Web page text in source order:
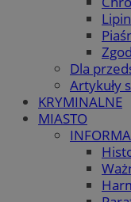
Dla
Artykuły
KRYMINALNE
MIASTO